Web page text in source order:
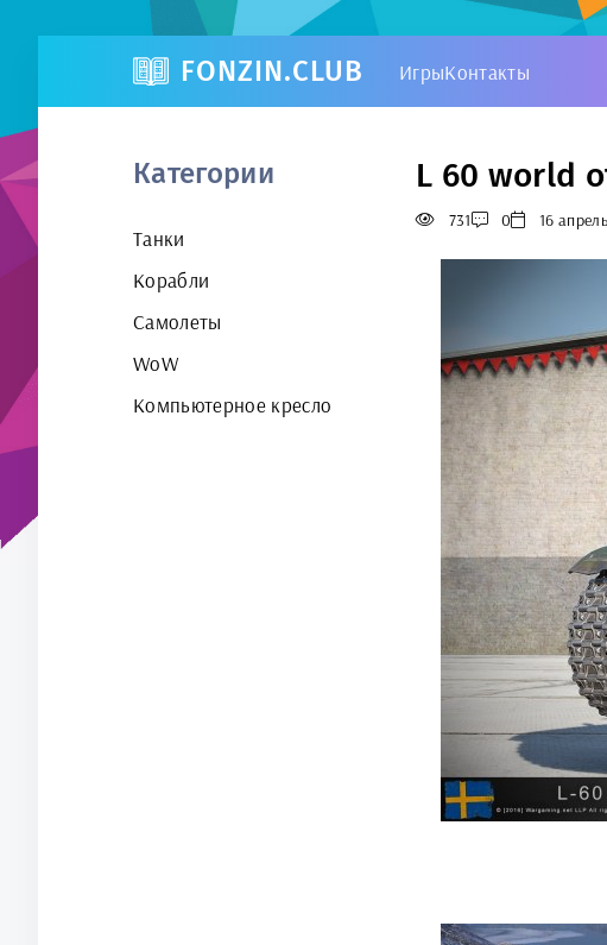
FONZIN.CLUB ИгрыКонтакты
Категории
Танки
Корабли
Самолеты
WoW
Компьютерное кресло
L 60 world
731 0 16 апрель